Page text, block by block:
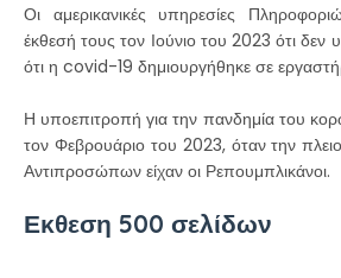
Οι αμερικανικές υπηρεσίες
έκθεσή τους τον Ιούνιο του 2023 ότι δεν
ότι η covid-19 δημιουργήθηκε σε
Η υποεπιτροπή για την πανδημία του
τον Φεβρουάριο του 2023, όταν την
Αντιπροσώπων είχαν οι Ρεπουμπλικάνοι.
Εκθεση 500 σελίδων